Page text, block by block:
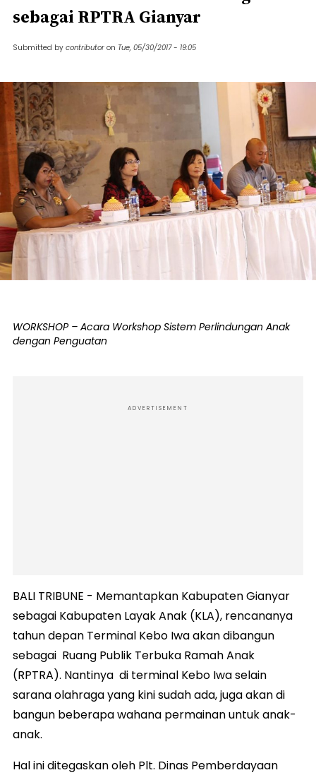
sebagai RPTRA Gianyar
Submitted by contributor on Tue, 05/30/2017 - 19:05
WORKSHOP – Acara Workshop Sistem Perlindungan Anak
dengan Penguatan
ADVERTISEMENT
BALI TRIBUNE - Memantapkan Kabupaten Gianyar
sebagai Kabupaten Layak Anak (KLA), rencananya
tahun depan Terminal Kebo Iwa akan dibangun
sebagai Ruang Publik Terbuka Ramah Anak
(RPTRA). Nantinya di terminal Kebo Iwa selain
sarana olahraga yang kini sudah ada, juga akan di
bangun beberapa wahana permainan untuk anak-
anak.
Hal ini ditegaskan oleh Plt. Dinas Pemberdayaan